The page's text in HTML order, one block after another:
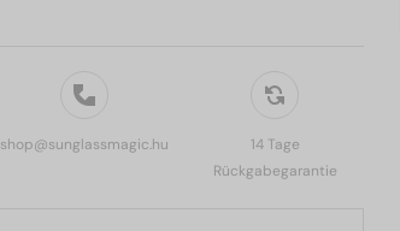
shop@sunglassmagic.hu
14 Tage
Rückgabegarantie